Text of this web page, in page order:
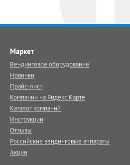
Маркет
Вендинговое оборудование
Новинки
Прайс-лист
Компании на Яндекс.Карте
Каталог компаний
Инструкции
Отзывы
Российские вендинговые аппараты
Акции